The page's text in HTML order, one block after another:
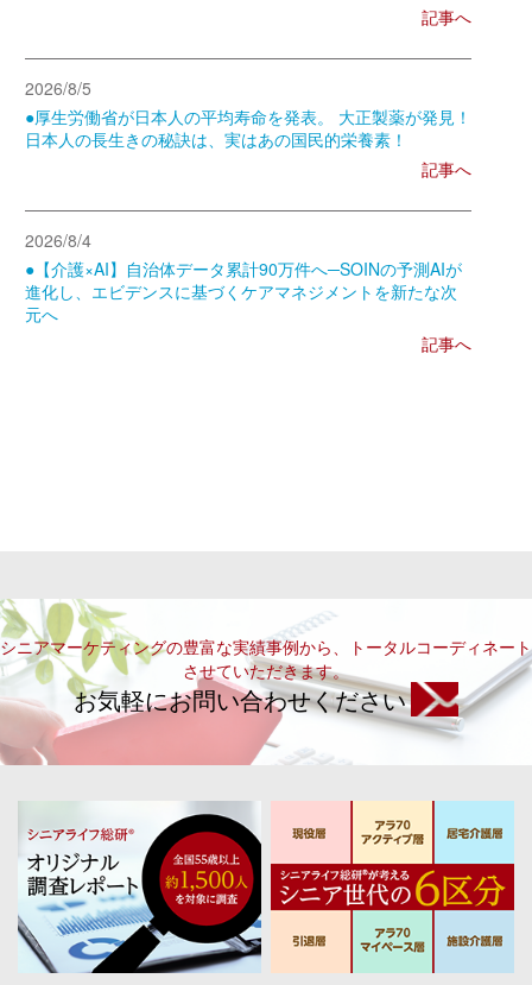
記事へ
2026/8/5
●厚生労働省が日本人の平均寿命を発表。 大正製薬が発見！
日本人の長生きの秘訣は、実はあの国民的栄養素！
記事へ
2026/8/4
●【介護×AI】自治体データ累計90万件へ─SOINの予測AIが
進化し、エビデンスに基づくケアマネジメントを新たな次
元へ
記事へ
シニアマーケティングの豊富な実績事例から、トータルコーディネート
させていただきます。
お気軽にお問い合わせください